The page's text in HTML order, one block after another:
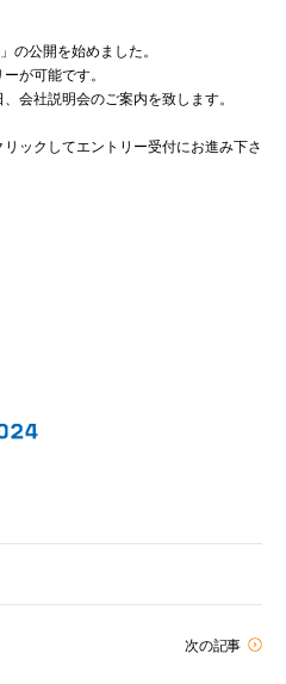
の公開を始めました。
が可能です。
会社説明会のご案内を致します。
ックしてエントリー受付にお進み下さ
次の記事